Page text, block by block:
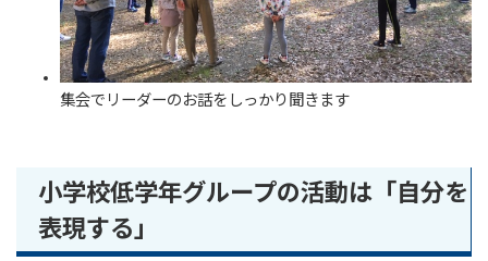
集会でリーダーのお話をしっかり聞きます
小学校低学年グループの活動は「自分を
表現する」